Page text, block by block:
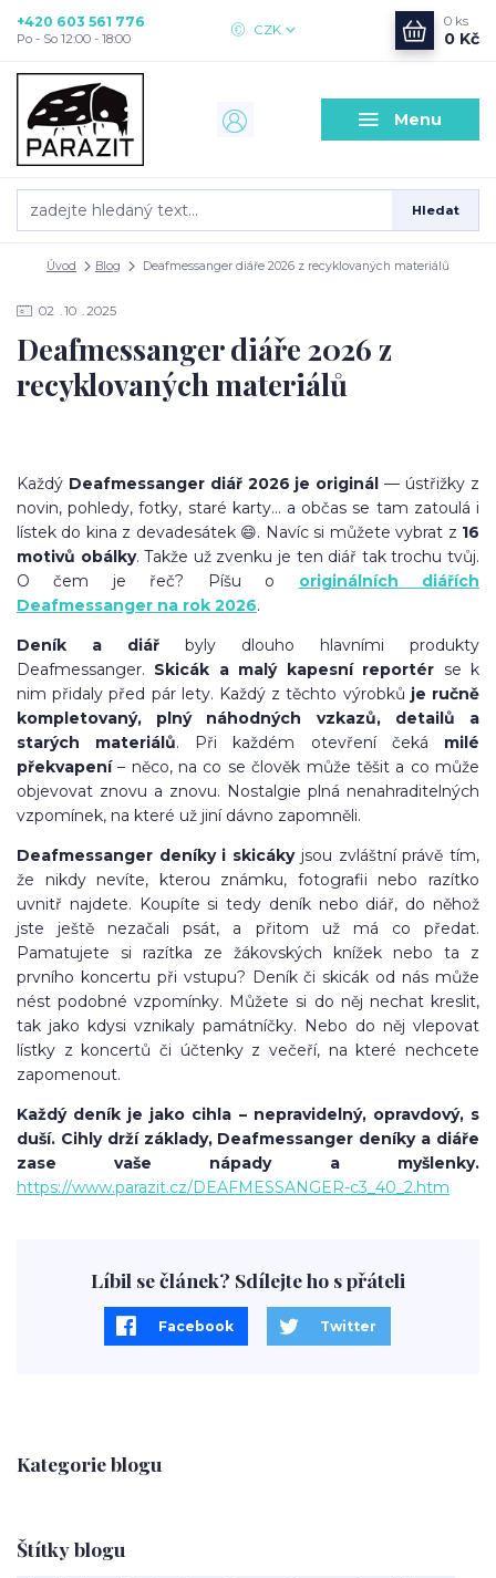
Menu
CZK
Hledat
+420 603 561 776
Po - So 12:00 - 18:00
0 ks
0 Kč
Úvod Blog Deafmessanger diáře 2026 z recyklovaných materiálů
Kategorie blogu
Štítky blogu
02 10 2025
Deafmessanger diáře 2026 z
recyklovaných materiálů
Každý Deafmessanger diář 2026 je originál — ústřižky z
novin, pohledy, fotky, staré karty… a občas se tam zatoulá i
lístek do kina z devadesátek 😄. Navíc si můžete vybrat z 16
motivů obálky. Takže už zvenku je ten diář tak trochu tvůj.
O čem je řeč? Píšu o originálních diářích
Deafmessanger na rok 2026.
Deník a diářbyly dlouho hlavními produkty
Deafmessanger. Skicák a malý kapesní reportér se k
nim přidaly před pár lety. Každý z těchto výrobků je ručně
kompletovaný, plný náhodných vzkazů, detailů a
starých materiálů. Při každém otevření čeká milé
překvapení– něco, na co se člověk může těšit a co může
objevovat znovu a znovu. Nostalgie plná nenahraditelných
vzpomínek, na které už jiní dávno zapomněli.
Deafmessanger deníky i skicákyjsou zvláštní právě tím,
že nikdy nevíte, kterou známku, fotografii nebo razítko
uvnitř najdete. Koupíte si tedy deník nebo diář, do něhož
jste ještě nezačali psát, a přitom už má co předat.
Pamatujete si razítka ze žákovských knížek nebo ta z
prvního koncertu při vstupu? Deník či skicák od nás může
nést podobné vzpomínky. Můžete si do něj nechat kreslit,
tak jako kdysi vznikaly památníčky. Nebo do něj vlepovat
lístky z koncertů či účtenky z večeří, na které nechcete
zapomenout.
Každý deník je jako cihla – nepravidelný, opravdový, s
duší. Cihly drží základy, Deafmessanger deníky a diáře
zase vaše nápady a myšlenky.
https://www.parazit.cz/DEAFMESSANGER-c3_40_2.htm
Líbil se článek? Sdílejte ho s přáteli
Facebook Twitter